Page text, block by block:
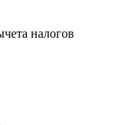
налогов